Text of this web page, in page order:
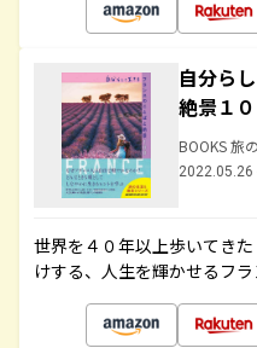
自分ら
絶景１
BOOKS 旅
2022.05.26
世界を４０年以上歩いてき
けする、人生を輝かせるフ